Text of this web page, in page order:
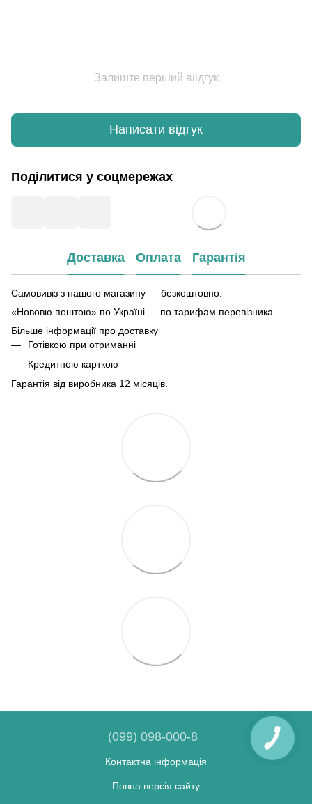
Залиште перший віідгук
Написати відгук
Поділитися у соцмережах
Доставка Оплата Гарантія
Самовивіз з нашого магазину — безкоштовно.
«Нововю поштою» по Україні — по тарифам перевізника.
Більше інформації про доставку
Готівкою при отриманні
Кредитною карткою
Гарантія від виробника 12 місяців.
(099) 098-000-8
Контактна інформація
Повна версія сайту